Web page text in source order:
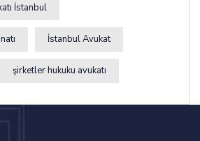
İstanbul
İstanbul Avukat
şirketler hukuku avukatı